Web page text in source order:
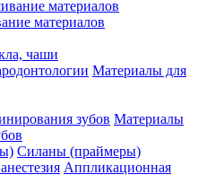
материалов
чаши
Материалы для
Материалы
Силаны (праймеры)
Аппликационная